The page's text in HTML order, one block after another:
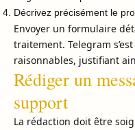
Décrivez précisément le
Envoyer un formulaire
traitement. Telegram
raisonnables, justifiant
Rédiger un
support
La rédaction doit être